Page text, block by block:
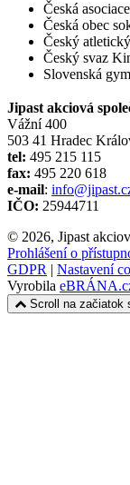
Česká
Česká obec
Český
Český svaz
Slovenská
Jipast akciová
Vážní 400
503 41 Hradec
tel: 495 215 115
fax: 495 220 618
e-mail:
IČO: 25944711
© 2026, Jipast
Prohlášení o
GDPR | Nastavení
Vyrobila
Scroll na začiatok